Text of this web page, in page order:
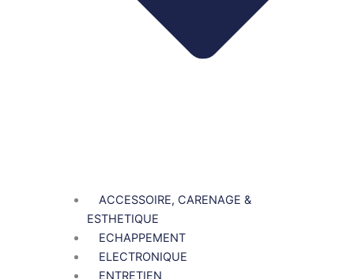
ACCESSOIRE, CARENAGE &
ESTHETIQUE
ECHAPPEMENT
ELECTRONIQUE
ENTRETIEN